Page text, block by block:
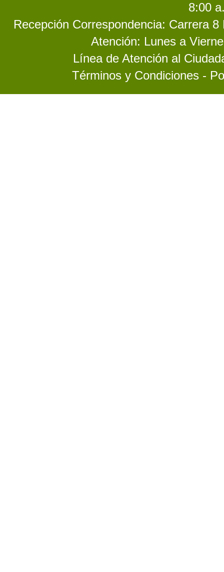
8:00
Recepción Correspondencia: Carrera
Atención: Lunes a
Línea de Atención al
Términos y Condiciones -